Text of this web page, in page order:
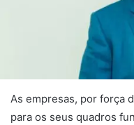
As empresas, por força
para os seus quadros